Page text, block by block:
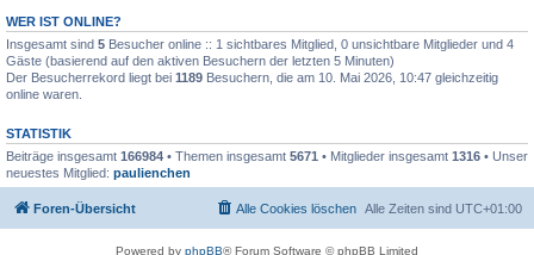
WER IST ONLINE?
Insgesamt sind 5 Besucher online :: 1 sichtbares Mitglied, 0 unsichtbare Mitglieder und 4
Gäste (basierend auf den aktiven Besuchern der letzten 5 Minuten)
Der Besucherrekord liegt bei 1189 Besuchern, die am 10. Mai 2026, 10:47 gleichzeitig
online waren.
STATISTIK
Beiträge insgesamt 166984 • Themen insgesamt 5671 • Mitglieder insgesamt 1316 • Unser
neuestes Mitglied: paulienchen
Foren-Übersicht Alle Zeiten sind UTC+01:00
Alle Cookies löschen
Powered by phpBB® Forum Software © phpBB Limited